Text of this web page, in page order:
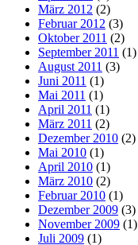
März 2012 (2)
Februar 2012 (3)
Oktober 2011 (2)
September 2011 (1)
August 2011 (3)
Juni 2011 (1)
Mai 2011 (1)
April 2011 (1)
März 2011 (2)
Dezember 2010 (2)
Mai 2010 (1)
April 2010 (1)
März 2010 (2)
Februar 2010 (1)
Dezember 2009 (3)
November 2009 (1)
Juli 2009 (1)